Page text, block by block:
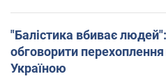
"Балістика вбиває
обговорити
Україною